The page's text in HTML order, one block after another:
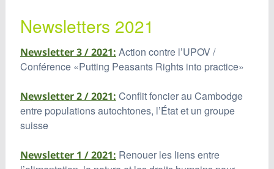
Newsletters 2021
Newsletter 3 / 2021: Action contre l’UPOV /
Conférence «Putting Peasants Rights into practice»
Newsletter 2 / 2021: Conflit foncier au Cambodge
entre populations autochtones, l’État et un groupe
suisse
Newsletter 1 / 2021: Renouer les liens entre